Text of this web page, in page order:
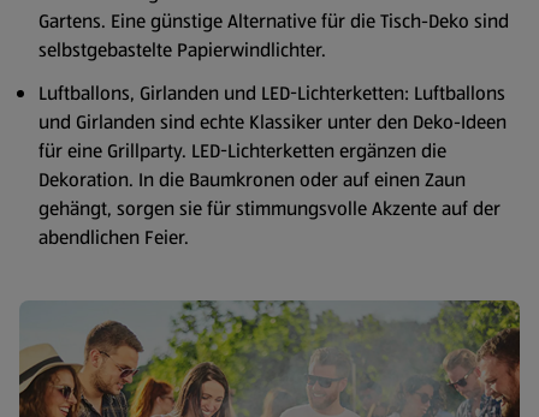
Gartens. Eine günstige Alternative für die Tisch-Deko sind
selbstgebastelte Papierwindlichter.
Luftballons, Girlanden und LED-Lichterketten: Luftballons
und Girlanden sind echte Klassiker unter den Deko-Ideen
für eine Grillparty. LED-Lichterketten ergänzen die
Dekoration. In die Baumkronen oder auf einen Zaun
gehängt, sorgen sie für stimmungsvolle Akzente auf der
abendlichen Feier.